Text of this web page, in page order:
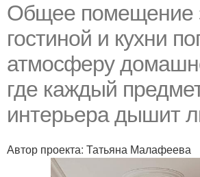
Общее помещение
гостиной и кухни
атмосферу
где каждый
интерьера дышит
Автор проекта: Татьяна Малафеева